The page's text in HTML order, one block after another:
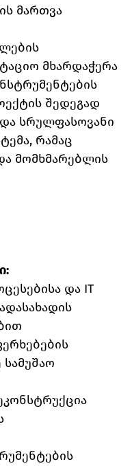
მართვა
მხარდაჭერა
შედეგად
სრულფასოვანი
რამაც
მომხმარებლის
და IT